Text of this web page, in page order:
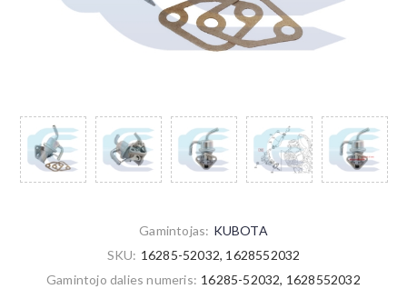
Gamintojas: KUBOTA
SKU: 16285-52032, 1628552032
Gamintojo dalies numeris: 16285-52032, 1628552032